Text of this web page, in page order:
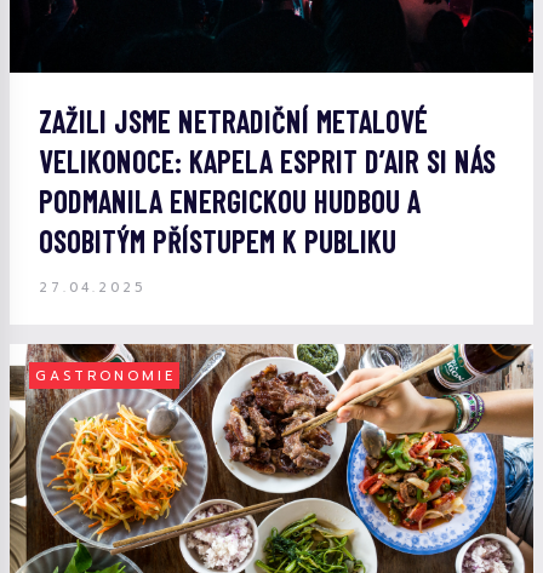
ZAŽILI JSME NETRADIČNÍ METALOVÉ
VELIKONOCE: KAPELA ESPRIT D’AIR SI NÁS
PODMANILA ENERGICKOU HUDBOU A
OSOBITÝM PŘÍSTUPEM K PUBLIKU
27.04.2025
GASTRONOMIE